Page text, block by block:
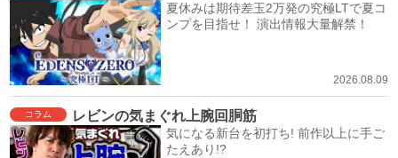
夏休みは期待差玉2万発の究極LTで夏コ
ンプを目指せ！ 演出情報大量解禁！
2026.08.09
コラム レビンの気まぐれ上腕回胴筋
気になる新台を初打ち! 前作以上に手ご
たえあり!?